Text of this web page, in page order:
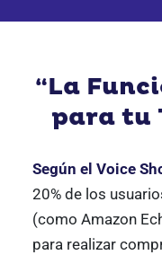
“La
para tu
Según el Voice
20% de los
(como Amazon
para realizar